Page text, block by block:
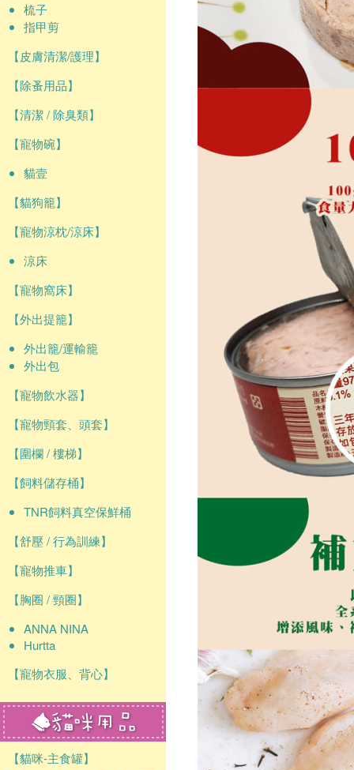
梳子
指甲剪
【皮膚清潔/護理】
【除蚤用品】
【清潔 / 除臭類】
【寵物碗】
貓壹
【貓狗籠】
【寵物涼枕/涼床】
涼床
【寵物窩床】
【外出提籠】
外出籠/運輸籠
外出包
【寵物飲水器】
【寵物頸套、頭套】
【圍欄 / 樓梯】
【飼料儲存桶】
TNR飼料真空保鮮桶
【舒壓 / 行為訓練】
【寵物推車】
【胸圈 / 頸圈】
ANNA NINA
Hurtta
【寵物衣服、背心】
【貓咪-主食罐】